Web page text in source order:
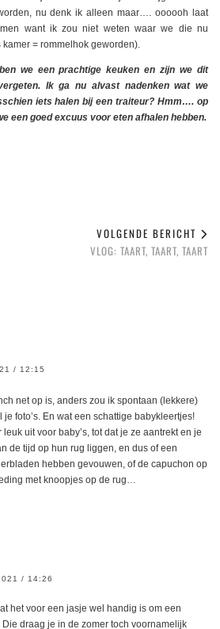
nu denk ik alleen maar…. oooooh laat
want ik zou niet weten waar we die nu
= rommelhok geworden).
we een prachtige keuken en zijn we dit
Ik ga nu alvast nadenken wat we
iets halen bij een traiteur? Hmm…. op
een goed excuus voor eten afhalen hebben.
VOLGENDE BERICHT
VLOG: TAART, TAART, TAART
/ 12:15
net op is, anders zou ik spontaan (lekkere)
foto’s. En wat een schattige babykleertjes!
uit voor baby’s, tot dat je ze aantrekt en je
de tijd op hun rug liggen, en dus of een
hebben gevouwen, of de capuchon op
met knoopjes op de rug…
/ 14:26
het voor een jasje wel handig is om een
draag je in de zomer toch voornamelijk